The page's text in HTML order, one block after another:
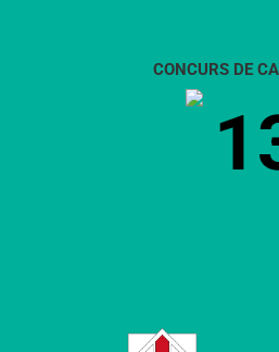
CONCURS DE